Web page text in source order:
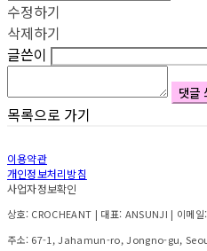
수정하기
삭제하기
글쓴이
댓글
목록으로 가기
이용약관
개인정보처리방침
사업자정보확인
상호: CROCHEANT | 대표: ANSUNJI | 이
주소: 67-1, Jahamun-ro, Jongno-gu,